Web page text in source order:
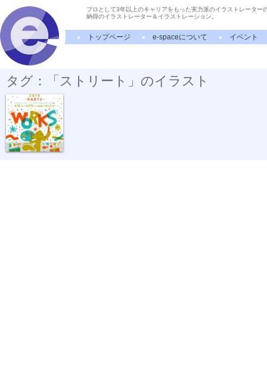
プロとして3年以上のキャリアをもった実力派のイラストレーター
納得のイラストレーター＆イラストレーション。
トップページ e-spaceについて イベント
タグ：「ストリート」のイラスト
“e-space WOR...